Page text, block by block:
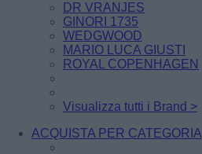
DR VRANJES
GINORI 1735
WEDGWOOD
MARIO LUCA GIUSTI
ROYAL COPENHAGEN
Visualizza tutti i Brand >
ACQUISTA PER CATEGORIA